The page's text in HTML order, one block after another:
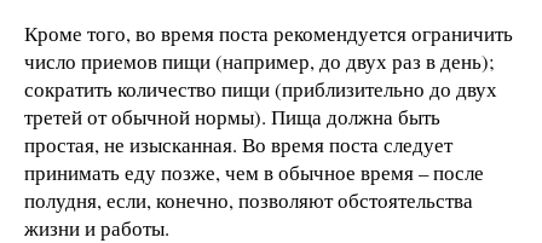
Кроме того, во время поста рекомендуется ограничить
число приемов пищи (например, до двух раз в день);
сократить количество пищи (приблизительно до двух
третей от обычной нормы). Пища должна быть
простая, не изысканная. Во время поста следует
принимать еду позже, чем в обычное время – после
полудня, если, конечно, позволяют обстоятельства
жизни и работы.